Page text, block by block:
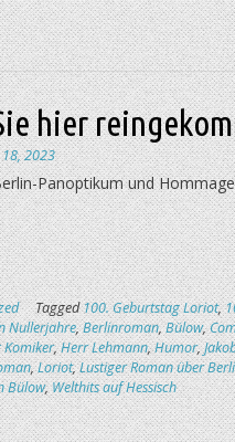
hier
2023
Panoptikum und
Tagged100. Geburtstag Loriot,
Nullerjahre,Berlinroman,Bülow,
Komiker,Herr Lehmann,Humor,
,Loriot,Lustiger Roman über
Bülow,Welthits auf Hessisch